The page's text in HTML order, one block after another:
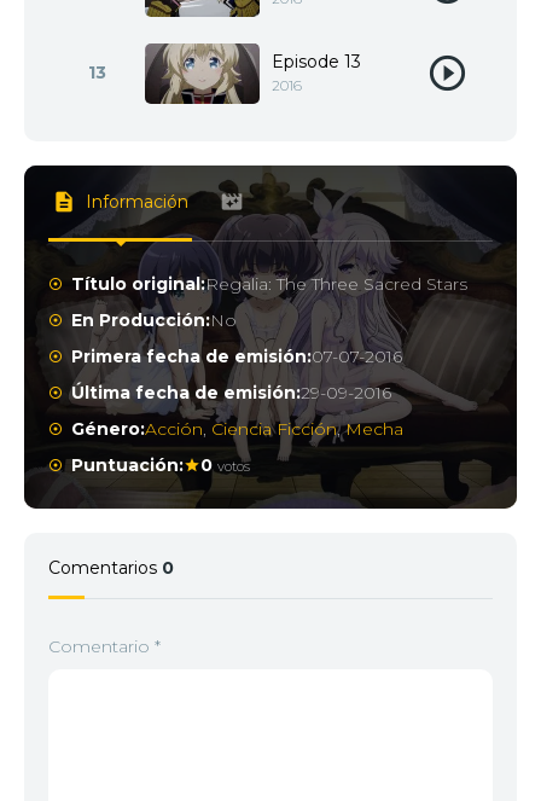
13 Episode 13
2016
Información
Título original:Regalia: The Three Sacred Stars
En Producción:No
Primera fecha de emisión:07-07-2016
Última fecha de emisión:29-09-2016
Género:Acción, Ciencia Ficción,Mecha
Puntuación:
0 votos
Comentarios 0
Comentario *